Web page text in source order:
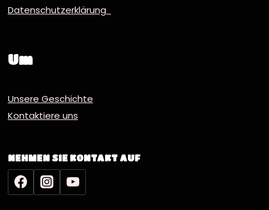
Datenschutzerklärung
Um
Unsere Geschichte
Kontaktiere uns
NEHMEN SIE KONTAKT AUF